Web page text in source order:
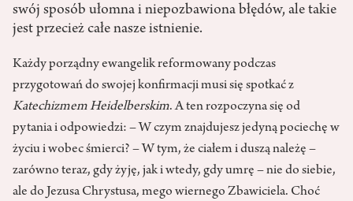
swój sposób ułomna i niepozbawiona błędów, ale takie
jest przecież całe nasze istnienie.
Każdy porządny ewangelik reformowany podczas
przygotowań do swojej konfirmacji musi się spotkać z
Katechizmem Heidelberskim. A ten rozpoczyna się od
pytania i odpowiedzi: – W czym znajdujesz jedyną pociechę w
życiu i wobec śmierci? – W tym, że ciałem i duszą należę –
zarówno teraz, gdy żyję, jak i wtedy, gdy umrę – nie do siebie,
ale do Jezusa Chrystusa, mego wiernego Zbawiciela. Choć